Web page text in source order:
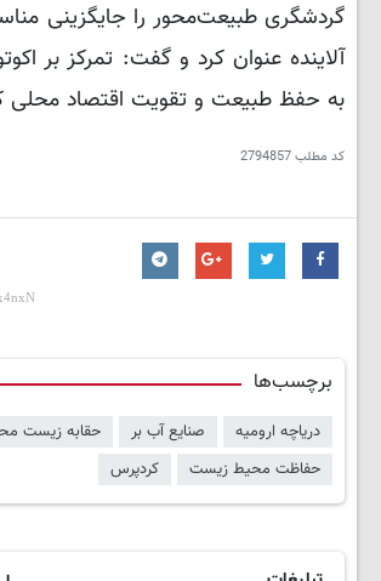
گردشگری طبیعت‌محور را جایگزینی
آلاینده عنوان کرد و گفت: تمرکز بر
به حفظ طبیعت و تقویت اقتصاد
کد مطلب2794857
برچسب‌ها
دریاچه ارومیه صنایع آب بر
حقابه زیست
حفاظت محیط زیست
کردپرس